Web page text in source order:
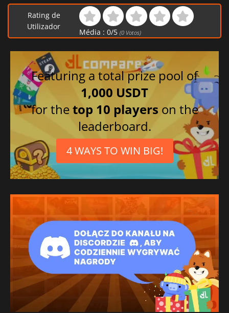
Rating de
Utilizador
Média : 0/5 (0Votos)
Featuring a total prize pool of
1,000 USDT
for thetop 10 players on the
leaderboard.
4 WAYS TO WIN BIG!